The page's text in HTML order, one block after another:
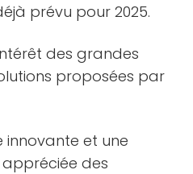
prévu pour 2025.
des grandes
proposées par
innovante et une
appréciée des